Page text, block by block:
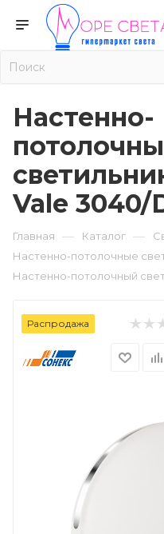
Настенно-
Vale 3040/
Главная — Каталог —
Настенно-потолочные
Настенно-потолочный
Распродажа